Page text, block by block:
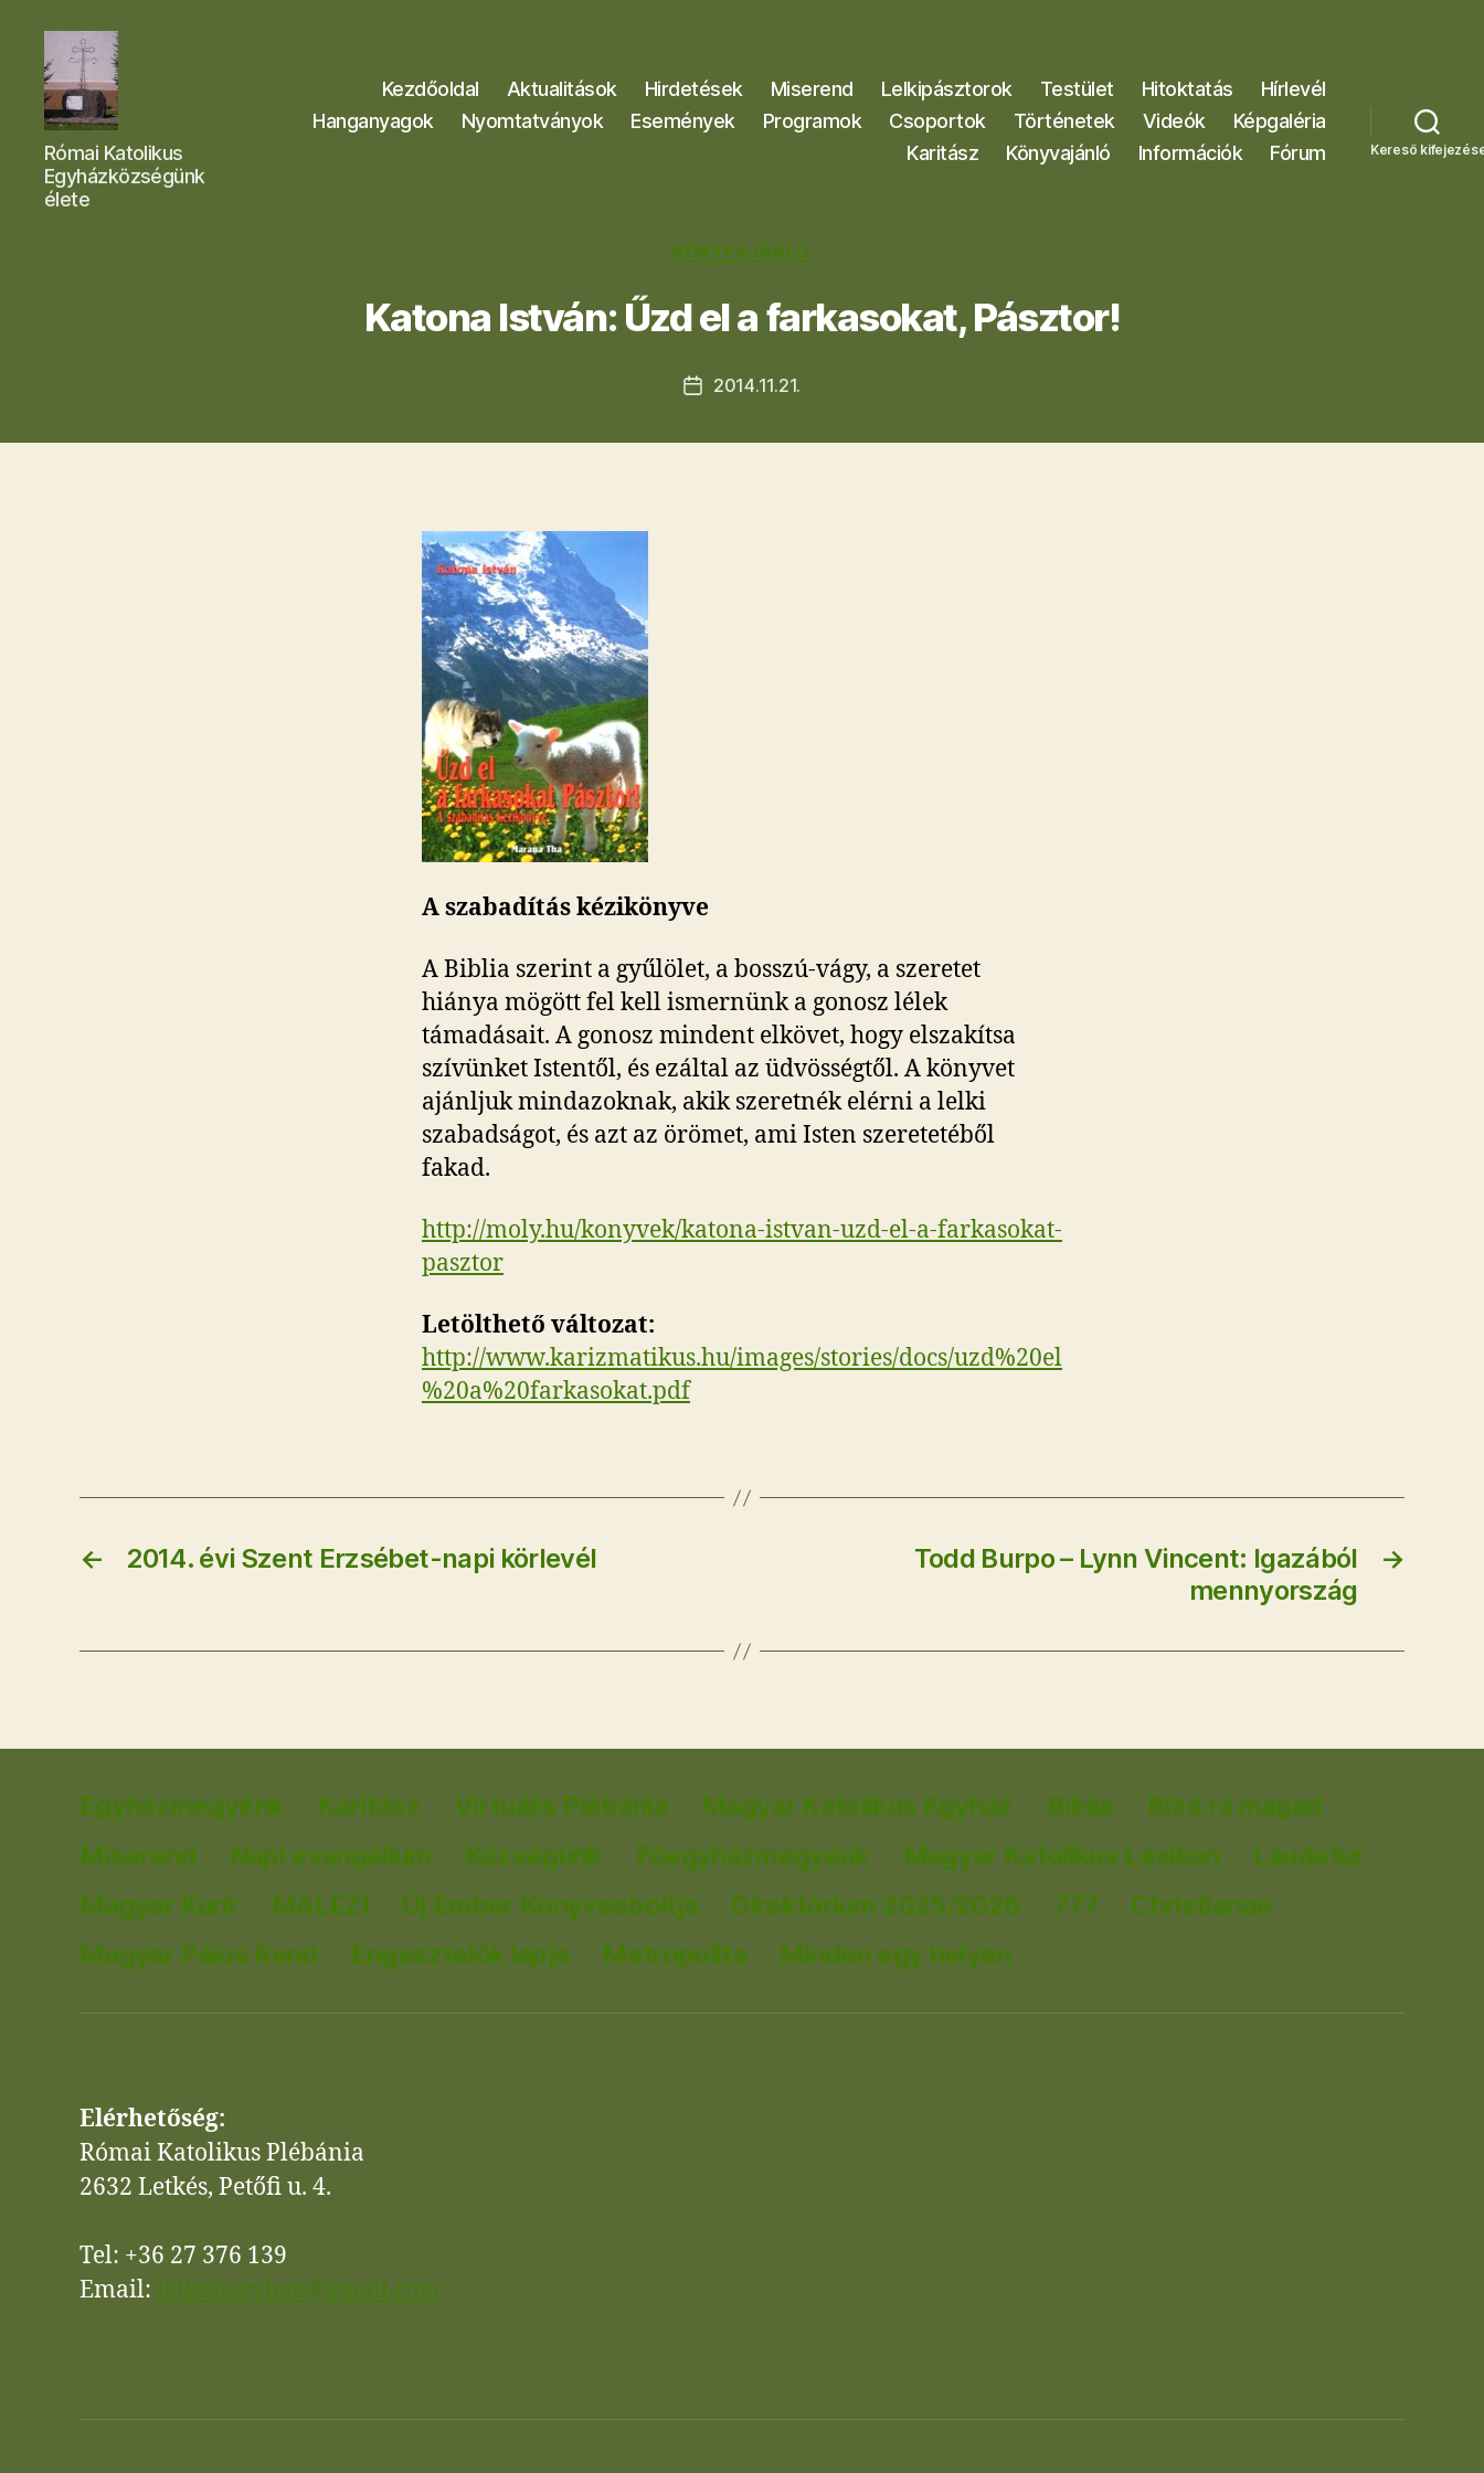
Letkési
Egyházközség
Római Katolikus
Egyházközségünk
élete
Kezdőoldal Aktualitások Hirdetések Miserend Lelkipásztorok Testület Hitoktatás
Hírlevél
Hanganyagok
Nyomtatványok Események Programok Csoportok Történetek Videók
Képgaléria
Karitász
Könyvajánló Információk Fórum Kereső
Kategóriák
KÖNYVAJÁNLÓ
Katona István: Űzd el a farkasokat, Pásztor!
Bejegyzés
2014.11.21.
A szabadítás kézikönyve
A Biblia szerint a gyűlölet, a bosszú-vágy, a szeretet
hiánya mögött fel kell ismernünk a gonosz lélek
támadásait. A gonosz mindent elkövet, hogy elszakítsa
szívünket Istentől, és ezáltal az üdvösségtől. A könyvet
ajánljuk mindazoknak, akik szeretnék elérni a lelki
szabadságot, és azt az örömet, ami Isten szeretetéből
fakad.
http://moly.hu/konyvek/katona-istvan-uzd-el-a-farkasokat-
pasztor
Letölthető változat:
http://www.karizmatikus.hu/images/stories/docs/uzd%20el
%20a%20farkasokat.pdf
← 2014. évi Szent Erzsébet-napi körlevél →
Todd Burpo – Lynn Vincent: Igazából
mennyország
Egyházmegyénk Karitász Virtuális Plébánia Magyar Katolikus Egyház Biblia
Bízd rá magad
Miserend
Napi evangélium Községünk Főegyházmegyénk Magyar Katolikus Lexikon
Laudetur
Magyar Kurír
MALEZI Új Ember Könyvesboltja Direktórium 2025/2026 777
Christianae
Magyar Pálos Rend
Engesztelők lapja Metropolita Minden egy helyen
Elérhetőség:
Római Katolikus Plébánia
2632 Letkés, Petőfi u. 4.
Tel: +36 27 376 139
Email: letkesiegyhaz@gmail.com